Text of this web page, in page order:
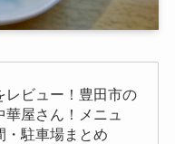
レビュー！豊田市の
華屋さん！メニュ
・駐車場まとめ